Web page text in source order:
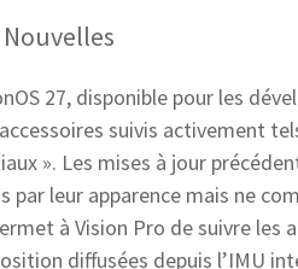
Nouvelles
27, disponible pour les
suivis activement
». Les mises à jour
par leur apparence mais ne
à Vision Pro de suivre les
diffusées depuis l’IMU